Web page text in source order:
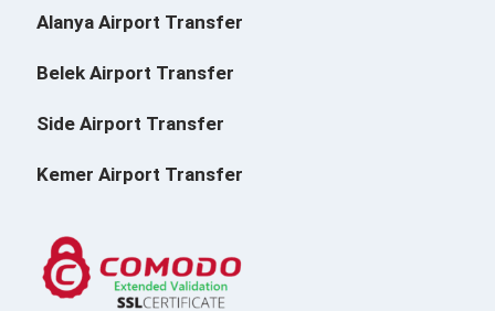
Alanya Airport Transfer
Belek Airport Transfer
Side Airport Transfer
Kemer Airport Transfer